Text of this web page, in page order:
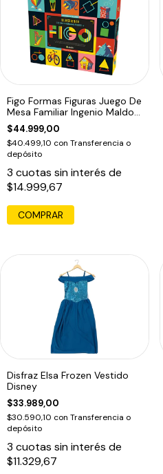
Figo Formas Figuras Juego De
Mesa Familiar Ingenio Maldon
Ed
$44.999,00
$40.499,10 con Transferencia o
depósito
3 cuotas sin interés de
$14.999,67
Disfraz Elsa Frozen Vestido
Disney
$33.989,00
$30.590,10 con Transferencia o
depósito
3 cuotas sin interés de
$11.329,67